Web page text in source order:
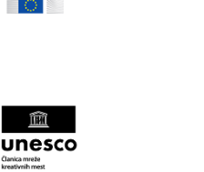
spletne
strani
Ljubljana.si
-